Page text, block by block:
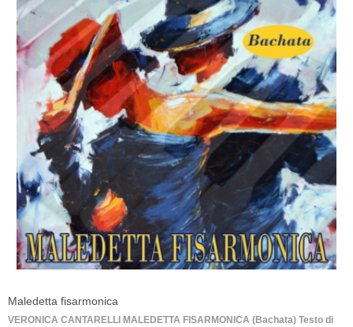
Maledetta fisarmonica
VERONICA CANTARELLI MALEDETTA FISARMONICA (Bachata) Testo di